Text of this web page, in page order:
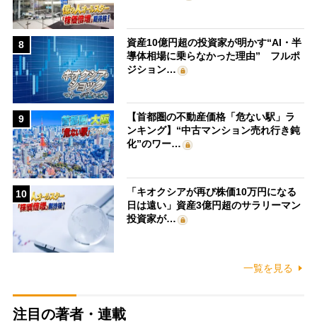
8
資産10億円超の投資家が明かす“AI・半
導体相場に乗らなかった理由” フルポ
ジション…
9
【首都圏の不動産価格「危ない駅」ラ
ンキング】“中古マンション売れ行き鈍
化”のワー…
10
「キオクシアが再び株価10万円になる
日は遠い」資産3億円超のサラリーマン
投資家が…
一覧を見る
注目の著者・連載